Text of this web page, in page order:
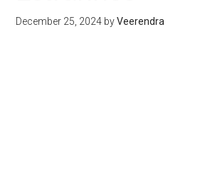
December 25, 2024 byVeerendra